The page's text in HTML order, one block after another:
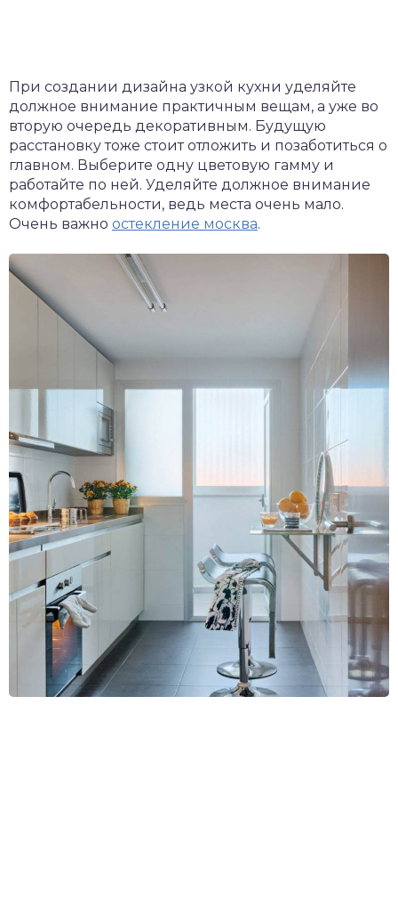
При создании дизайна узкой кухни уделяйте
должное внимание практичным вещам, а уже во
вторую очередь декоративным. Будущую
расстановку тоже стоит отложить и позаботиться о
главном. Выберите одну цветовую гамму и
работайте по ней. Уделяйте должное внимание
комфортабельности, ведь места очень мало.
Очень важно остекление москва.